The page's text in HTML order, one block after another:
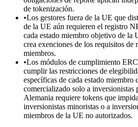
de tokenización.
•Los gestores fuera de la UE que
de la UE aún requieren el registro
cada estado miembro objetivo de
crea exenciones de los requisitos de
miembros.
•Los módulos de cumplimiento
cumplir las restricciones de
específicas de cada estado
comercializado solo a inversionistas
Alemania requiere tokens que
inversionistas minoristas o a
miembros de la UE no autorizados.